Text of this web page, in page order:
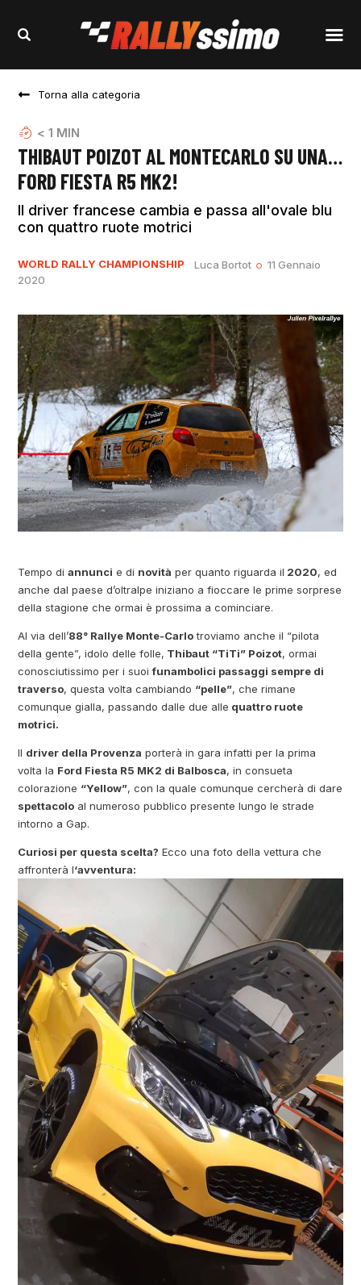
Torna alla categoria
< 1 MIN
THIBAUT POIZOT AL MONTECARLO SU UNA…
FORD FIESTA R5 MK2!
Il driver francese cambia e passa all'ovale blu
con quattro ruote motrici
WORLD RALLY CHAMPIONSHIP Luca Bortot
11 Gennaio
2020
Tempo diannunci e di novità per quanto riguarda il 2020, ed
anche dal paese d’oltralpe iniziano a fioccare le prime sorprese
della stagione che ormai è prossima a cominciare.
Al via dell’88° Rallye Monte-Carlotroviamo anche il “pilota
della gente”, idolo delle folle, Thibaut “TiTi” Poizot, ormai
conosciutissimo per i suoifunambolici passaggi sempre di
traverso, questa volta cambiando “pelle”, che rimane
comunque gialla, passando dalle due alle quattro ruote
motrici.
Il driver della Provenza porterà in gara infatti per la prima
volta la Ford Fiesta R5 MK2 di Balbosca, in consueta
colorazione “Yellow”, con la quale comunque cercherà di dare
spettacolo al numeroso pubblico presente lungo le strade
intorno a Gap.
Curiosi per questa scelta? Ecco una foto della vettura che
affronterà l‘avventura: